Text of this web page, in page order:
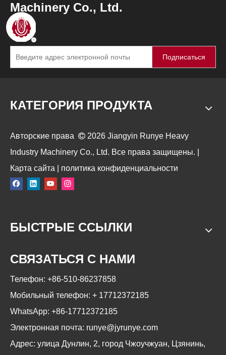
Machinery Co., Ltd.
Подписаться
КАТЕГОРИЯ ПРОДУКТА
Авторские права  2026 Jiangyin Runye Heavy
Industry Machinery Co., Ltd. Все права защищены. |
Карта сайта
политика конфиденциальности
БЫСТРЫЕ ССЫЛКИ
СВЯЗАТЬСЯ С НАМИ
Телефон: +86-510-86237858
Мобильный телефон: + 17712372185
WhatsApp: +86-17712372185
Электронная почта: runye@jyrunye.com
Адрес: улица Дунлин, 2, город Чжоучжуан, Цзянинь,